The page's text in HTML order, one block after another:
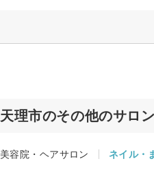
天理市のその他のサロン
美容院・ヘアサロン ネイル・